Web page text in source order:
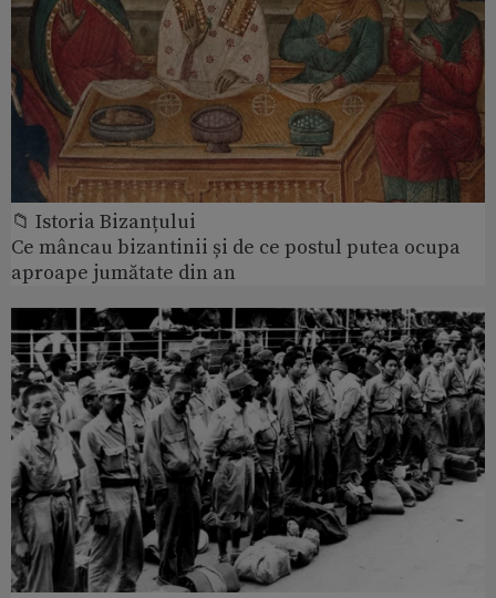
📁 Istoria Bizanțului
Ce mâncau bizantinii și de ce postul putea ocupa
aproape jumătate din an